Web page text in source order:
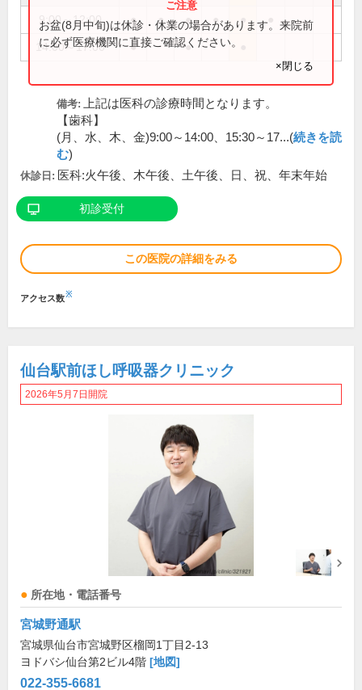
9:00～12:00 ● ● ● ● ●
14:00～17:00 ● ●
お盆(8月中旬)は休診・休業の場合があります。来院前
に必ず医療機関に直接ご確認ください。
×閉じる
備考:
上記は医科の診療時間となります。
【歯科】
(月、水、木、金)9:00～14:00、15:30～17...(続きを読
む)
休診日: 医科:火午後、木午後、土午後、日、祝、年末年始
初診受付
この医院の詳細をみる
アクセス数※
仙台駅前ほし呼吸器クリニック
2026年5月7日開院
所在地・電話番号
宮城野通駅
宮城県仙台市宮城野区榴岡1丁目2-13
ヨドバシ仙台第2ビル4階 [地図]
022-355-6681